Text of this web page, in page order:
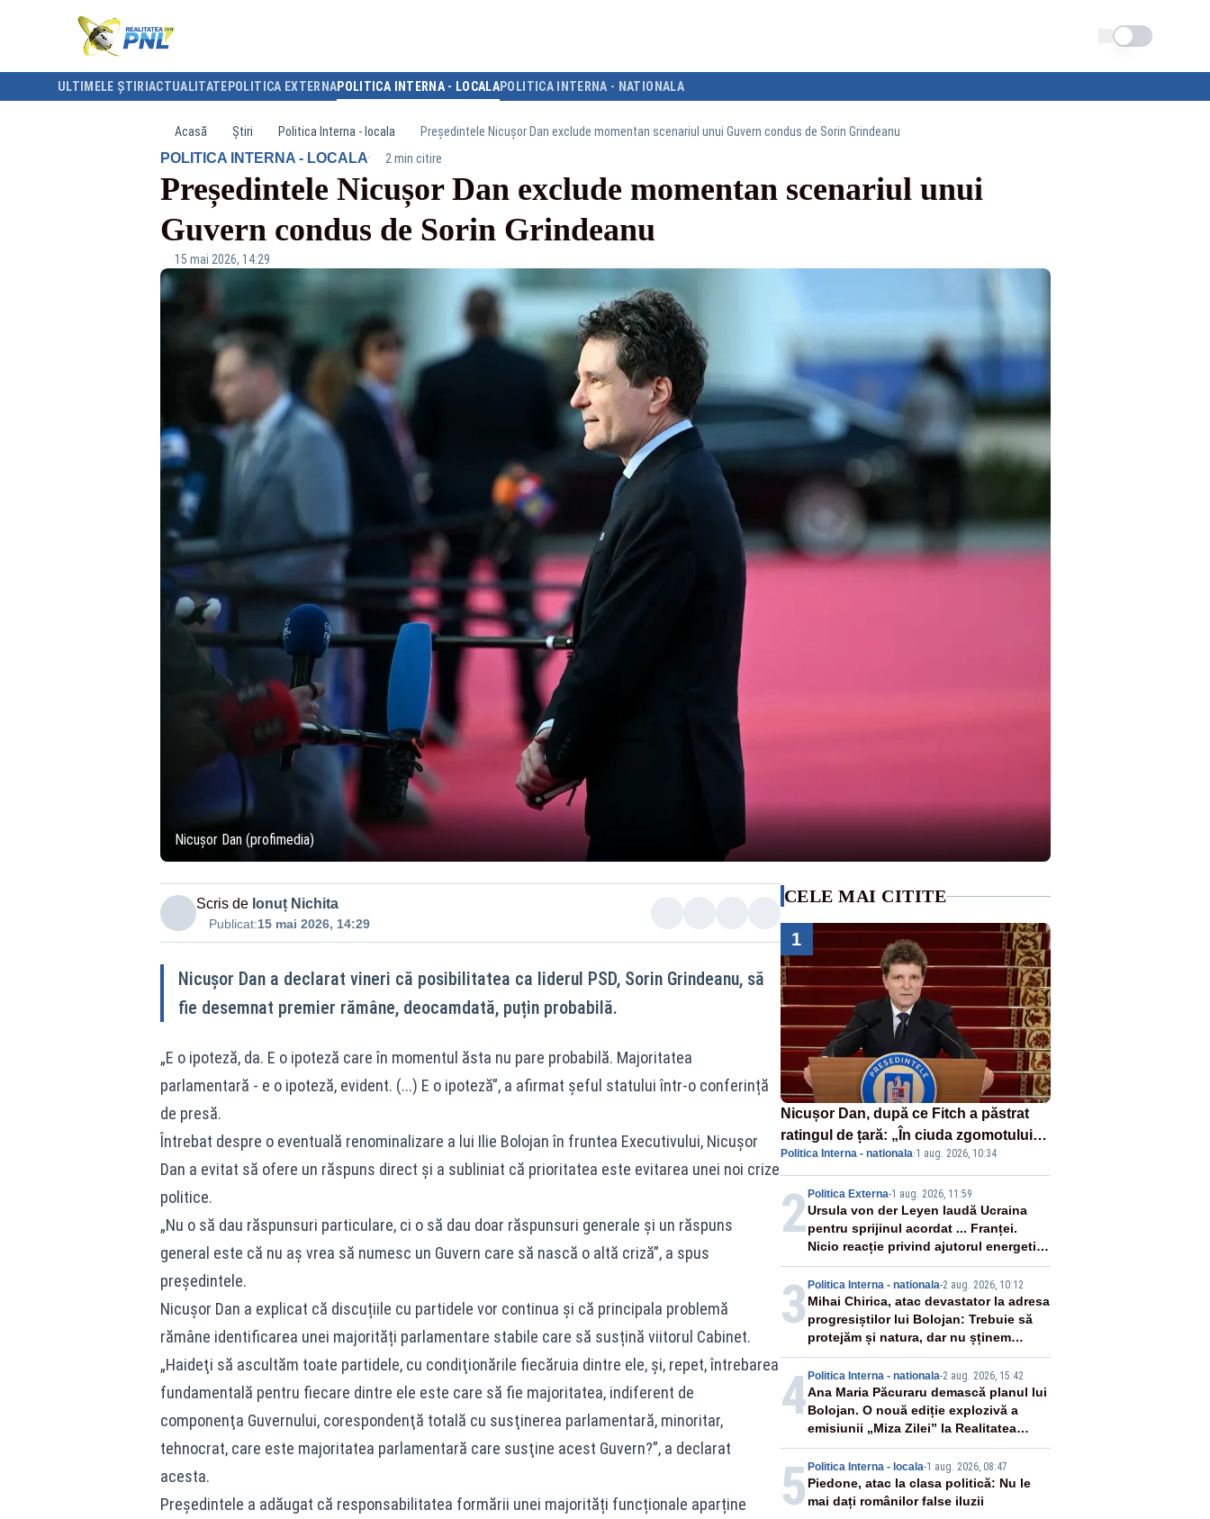
Schimba tema
ULTIMELE ȘTIRI ACTUALITATE POLITICA EXTERNAPOLITICA INTERNA - LOCALAPOLITICA INTERNA - NATIONALA
Acasă Știri Politica Interna - locala Președintele Nicușor Dan exclude momentan scenariul unui Guvern condus de Sorin Grindeanu
POLITICA INTERNA - LOCALA· 2 min citire
Președintele Nicușor Dan exclude momentan scenariul unui
Guvern condus de Sorin Grindeanu
15 mai 2026, 14:29
Nicușor Dan (profimedia)
Scris de Ionuț Nichita
Publicat:15 mai 2026, 14:29
Nicuşor Dan a declarat vineri că posibilitatea ca liderul PSD, Sorin Grindeanu, să
fie desemnat premier rămâne, deocamdată, puțin probabilă.
„E o ipoteză, da. E o ipoteză care în momentul ăsta nu pare probabilă. Majoritatea
parlamentară - e o ipoteză, evident. (...) E o ipoteză”, a afirmat șeful statului într-o conferință
de presă.
Întrebat despre o eventuală renominalizare a lui Ilie Bolojan în fruntea Executivului, Nicușor
Dan a evitat să ofere un răspuns direct și a subliniat că prioritatea este evitarea unei noi crize
politice.
„Nu o să dau răspunsuri particulare, ci o să dau doar răspunsuri generale şi un răspuns
general este că nu aş vrea să numesc un Guvern care să nască o altă criză”, a spus
președintele.
Nicuşor Dan a explicat că discuțiile cu partidele vor continua și că principala problemă
rămâne identificarea unei majorități parlamentare stabile care să susțină viitorul Cabinet.
„Haideţi să ascultăm toate partidele, cu condiţionările fiecăruia dintre ele, şi, repet, întrebarea
fundamentală pentru fiecare dintre ele este care să fie majoritatea, indiferent de
componenţa Guvernului, corespondenţă totală cu susţinerea parlamentară, minoritar,
tehnocrat, care este majoritatea parlamentară care susţine acest Guvern?”, a declarat
acesta.
Președintele a adăugat că responsabilitatea formării unei majorități funcționale aparține
CELE MAI CITITE
1
Nicușor Dan, după ce Fitch a păstrat
ratingul de țară: „În ciuda zgomotului
politic, România funcționează”
Politica Interna - nationala·1 aug. 2026, 10:34
2 Politica Externa-1 aug. 2026, 11:59
Ursula von der Leyen laudă Ucraina
pentru sprijinul acordat ... Franței.
Nicio reacție privind ajutorul energetic
promis României
3 Politica Interna - nationala-2 aug. 2026, 10:12
Mihai Chirica, atac devastator la adresa
progresiștilor lui Bolojan: Trebuie să
protejăm și natura, dar nu șținem
omaneii în stare permanentă de alertă
4 Politica Interna - nationala-2 aug. 2026, 15:42
Ana Maria Păcuraru demască planul lui
Bolojan. O nouă ediție explozivă a
emisiunii „Miza Zilei” la Realitatea
PLUS
5 Politica Interna - locala-1 aug. 2026, 08:47
Piedone, atac la clasa politică: Nu le
mai dați românilor false iluzii